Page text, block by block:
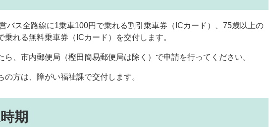
バス全路線に1乗車100円で乗れる割引乗車券（ICカード）、75歳以上の
れる無料乗車券（ICカード）を交付します。
ら、市内郵便局（樫田簡易郵便局は除く）で申請を行ってください。
方は、障がい福祉課で交付します。
期